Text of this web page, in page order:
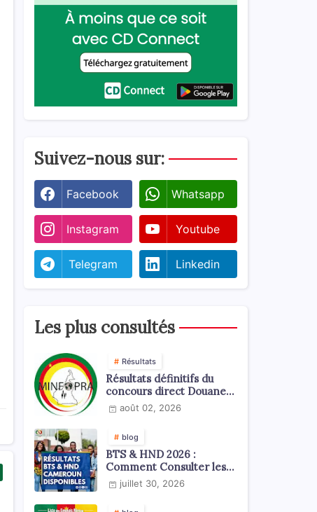
Suivez-nous sur:
Facebook Whatsapp
Instagram Youtube
Telegram Linkedin
Les plus consultés
Résultats
Résultats définitifs du
concours direct Douanes
2026août 02, 2026
blog
BTS & HND 2026 :
Comment Consulter les
Résultats ?
juillet 30, 2026